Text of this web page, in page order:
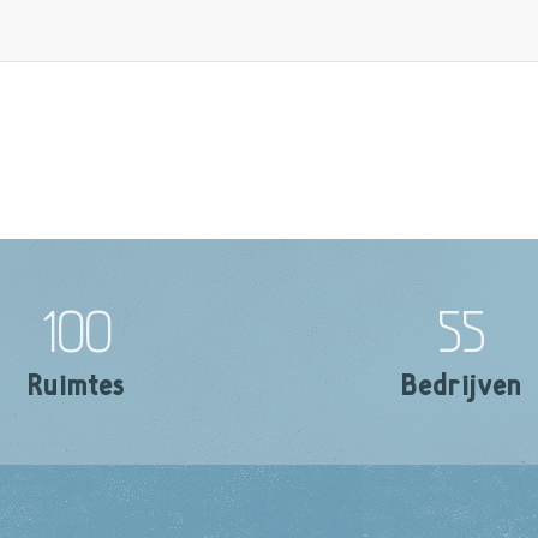
100
Ruimtes
55
Bedrijven